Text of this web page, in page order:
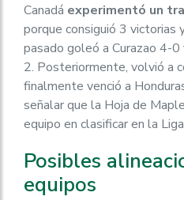
Canadá experimentó un
porque consiguió 3 victorias
pasado goleó a Curazao 4-
2. Posteriormente, volvió a
finalmente venció a
señalar que la Hoja de
equipo en clasificar en la
Posibles
equipos